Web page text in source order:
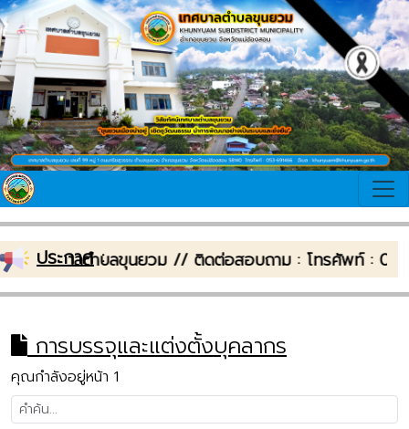
ประกาศ:
สู่เทศบาลตำบลขุนยวม // ติดต่อสอบถาม : โทรศัพท์ : 0-
การบรรจุและแต่งตั้งบุคลากร
คุณกำลังอยู่หน้า 1